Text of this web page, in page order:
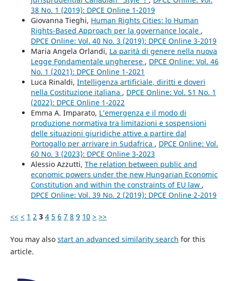
38 No. 1 (2019): DPCE Online 1-2019
Giovanna Tieghi, Human Rights Cities: lo Human
Rights-Based Approach per la governance locale ,
DPCE Online: Vol. 40 No. 3 (2019): DPCE Online 3-2019
Maria Angela Orlandi, La parità di genere nella nuova
Legge Fondamentale ungherese , DPCE Online: Vol. 46
No. 1 (2021): DPCE Online 1-2021
Luca Rinaldi, Intelligenza artificiale, diritti e doveri
nella Costituzione italiana , DPCE Online: Vol. 51 No. 1
(2022): DPCE Online 1-2022
Emma A. Imparato, L’emergenza e il modo di
produzione normativa tra limitazioni e sospensioni
delle situazioni giuridiche attive a partire dal
Portogallo per arrivare in Sudafrica , DPCE Online: Vol.
60 No. 3 (2023): DPCE Online 3-2023
Alessio Azzutti, The relation between public and
economic powers under the new Hungarian Economic
Constitution and within the constraints of EU law ,
DPCE Online: Vol. 39 No. 2 (2019): DPCE Online 2-2019
<< < 1 2 3 4 5 6 7 8 9 10 > >>
You may also start an advanced similarity search for this
article.